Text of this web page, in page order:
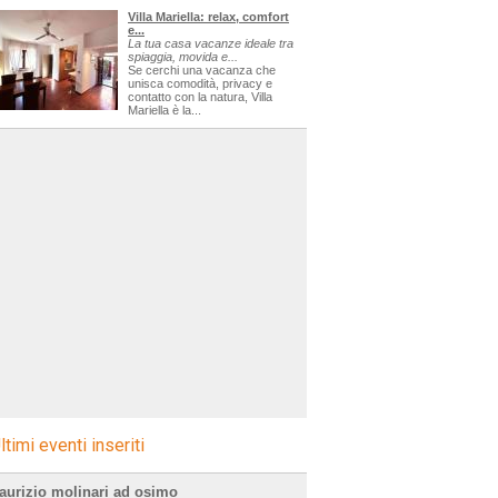
Villa Mariella: relax, comfort
e...
La tua casa vacanze ideale tra
spiaggia, movida e...
Se cerchi una vacanza che
unisca comodità, privacy e
contatto con la natura, Villa
Mariella è la...
eventi inseriti
molinari ad osimo